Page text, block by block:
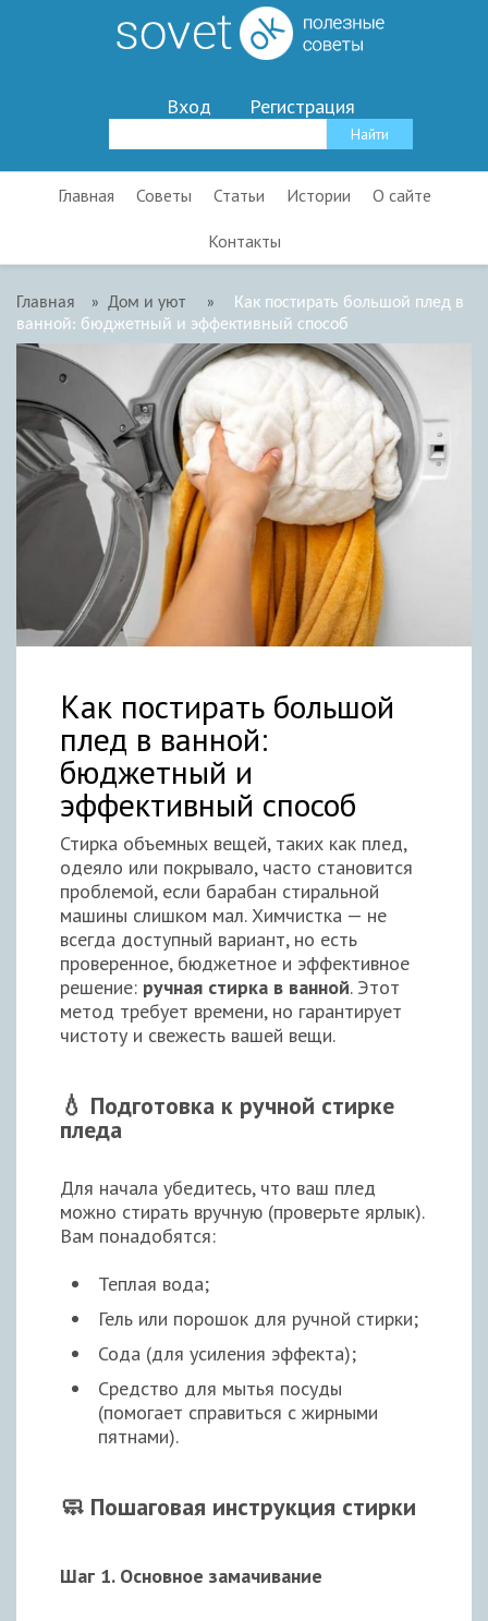
Вход Регистрация
Главная Советы Статьи Истории О сайте
Контакты
Главная » Дом и уют »
Как постирать большой плед в
ванной: бюджетный и эффективный способ
Как постирать большой
плед в ванной:
бюджетный и
эффективный способ
Стирка объемных вещей, таких как плед,
одеяло или покрывало, часто становится
проблемой, если барабан стиральной
машины слишком мал. Химчистка — не
всегда доступный вариант, но есть
проверенное, бюджетное и эффективное
решение: ручная стирка в ванной. Этот
метод требует времени, но гарантирует
чистоту и свежесть вашей вещи.
💧 Подготовка к ручной стирке
пледа
Для начала убедитесь, что ваш плед
можно стирать вручную (проверьте ярлык).
Вам понадобятся:
Теплая вода;
Гель или порошок для ручной стирки;
Сода (для усиления эффекта);
Средство для мытья посуды
(помогает справиться с жирными
пятнами).
🧼 Пошаговая инструкция стирки
Шаг 1. Основное замачивание